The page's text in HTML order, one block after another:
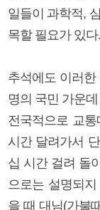
일들이 과학적,
목할 필요가 있다.
추석에도 이러한
명의 국민 가운
전국적으로 교
시간 달려가서
십 시간 걸려 돌
으로는 설명되
을 때 대님(가불